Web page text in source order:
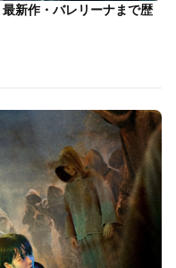
新作・バレリーナまで歴